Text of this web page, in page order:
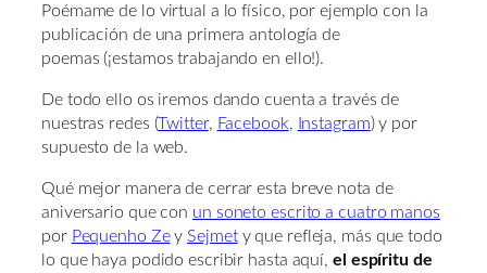
Poémame de lo virtual a lo físico, por ejemplo con la
publicación de una primera antología de
poemas (¡estamos trabajando en ello!).
De todo ello os iremos dando cuenta a través de
nuestras redes (Twitter, Facebook, Instagram) y por
supuesto de la web.
Qué mejor manera de cerrar esta breve nota de
aniversario que con un soneto escrito a cuatro manos
por Pequenho ZeySejmety que refleja, más que todo
lo que haya podido escribir hasta aquí, el espíritu de